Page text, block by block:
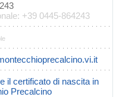
+39 0445-864243
il certificato di nascita in
Precalcino